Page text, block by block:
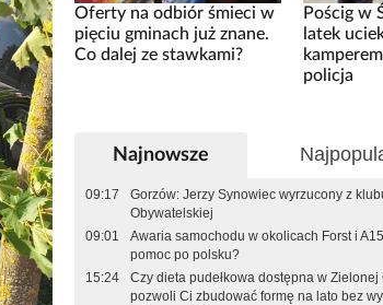
Oferty na odbiór śmieci w
pięciu gminach już znane.
Co dalej ze stawkami?
Pościg w
latek
policja
Najnowsze
09:17
Gorzów: Jerzy Synowiec wyrzucony z
Obywatelskiej
09:01
Awaria samochodu w okolicach Forst i
pomoc po polsku?
15:24
Czy dieta pudełkowa dostępna w
pozwoli Ci zbudować formę na lato bez